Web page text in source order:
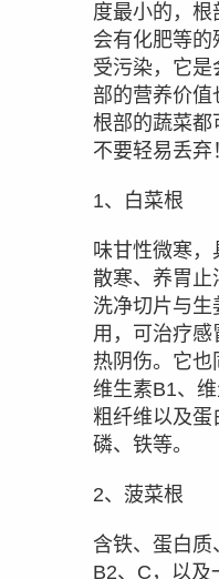
度最小的，
会有化肥等
受污染，它是
部的营养价
根部的蔬菜都
不要轻易丢弃
1、白菜根
味甘性微寒，
散寒、养胃止
洗净切片与生
用，可治疗感
热阴伤。它也
维生素B1、维
粗纤维以及蛋
磷、铁等。
2、菠菜根
含铁、蛋白质
B2、C，以及